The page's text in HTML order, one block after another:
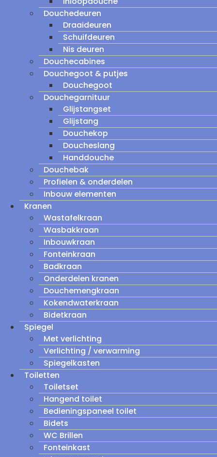
Douchedeuren
Draaideuren
Schuifdeuren
Nis deuren
Douchecabines
Douchegoot & putjes
Douchegoot
Douchegarnituur
Glijstangset
Glijstang
Douchekop
Doucheslang
Handdouche
Douchebak
Profielen & onderdelen
Inbouw elementen
Kranen
Wastafelkraan
Wasbakkraan
Inbouwkraan
Fonteinkraan
Badkraan
Onderdelen kranen
Douchemengkraan
Kokendwaterkraan
Bidetkraan
Spiegel
Met verlichting
Verlichting / verwarming
Spiegelkasten
Toiletten
Toiletset
Hangend toilet
Bedieningspaneel toilet
Bidets
WC Brillen
Fonteinkast